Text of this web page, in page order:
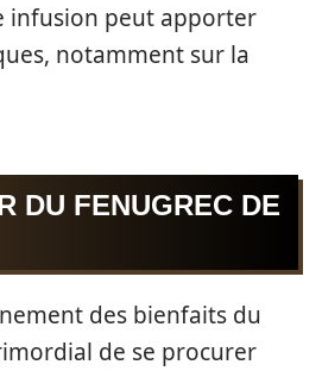
infusion peut apporter
notamment sur la
DU FENUGREC DE
des bienfaits du
de se procurer